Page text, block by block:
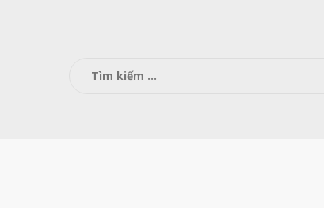
kiếm